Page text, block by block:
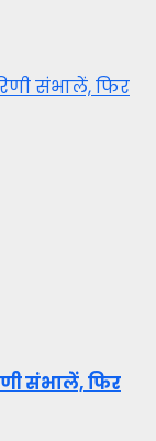
संभालें, फिर
संभालें, फिर